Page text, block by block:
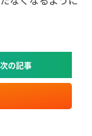
次の記事